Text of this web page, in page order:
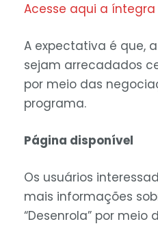
Acesse aqui a
A expectativa é que,
sejam arrecadados
por meio das
programa.
Página disponível
Os usuários
mais informações
“Desenrola” por meio